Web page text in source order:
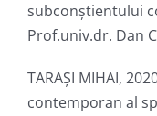
subconștientului
Prof.univ.dr. Dan
TARAȘI MIHAI,
contemporan al